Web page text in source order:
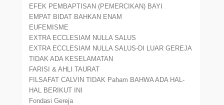
EFEK PEMBAPTISAN (PEMERCIKAN) BAYI
EMPAT BIDAT BAHKAN ENAM
EUFEMISME
EXTRA ECCLESIAM NULLA SALUS
EXTRA ECCLESIAM NULLA SALUS-DI LUAR GEREJA
TIDAK ADA KESELAMATAN
FARISI & AHLI TAURAT
FILSAFAT CALVIN TIDAK Paham BAHWA ADA HAL-
HAL BERIKUT INI
Fondasi Gereja